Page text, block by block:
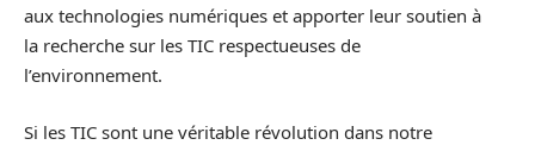
aux technologies numériques et apporter leur soutien à
la recherche sur les TIC respectueuses de
l’environnement.
Si les TIC sont une véritable révolution dans notre